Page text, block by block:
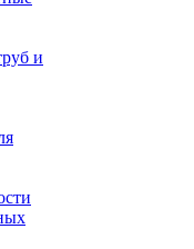
и